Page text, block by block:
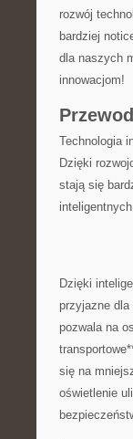
rozwój
bardziej
dla ⁢naszych‌
innowacjom!
Technologia⁤
Dzięki
⁢stają się
Dzięki‍
⁢przyjazne
pozwala ⁢na
‌się na‍
oświetlenie